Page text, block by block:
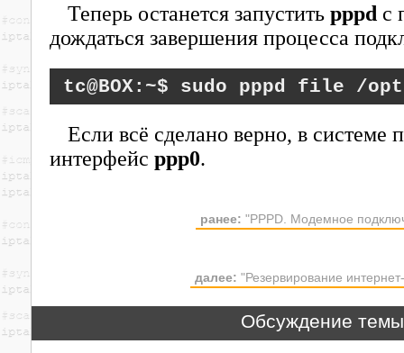
Теперь останется запустить pppd с
дождаться завершения процесса
sudo pppd file /
Если всё сделано верно, в системе
интерфейс ppp0.
ранее:"PPPD. Модемное
далее: "Резервирование
Обсуждение темы